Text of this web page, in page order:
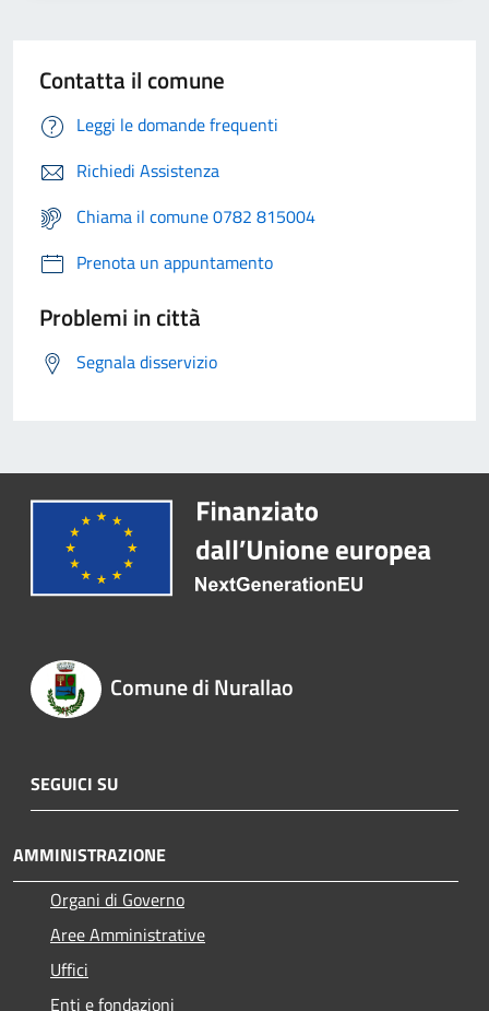
Contatta il comune
Leggi le domande frequenti
Richiedi Assistenza
Chiama il comune 0782 815004
Prenota un appuntamento
Problemi in città
Segnala disservizio
Comune di Nurallao
SEGUICI SU
AMMINISTRAZIONE
Organi di Governo
Aree Amministrative
Uffici
Enti e fondazioni